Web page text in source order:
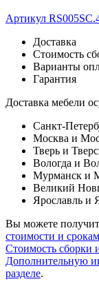
Артикул
Доставка
Стоимость
Варианты
Гарантия
Доставка мебели
Санкт-
Москва и
Тверь и
Вологда и
Мурманск и
Великий
Ярославль и
Вы можете
стоимости и
Стоимость сборки
Дополнительную
разделе.